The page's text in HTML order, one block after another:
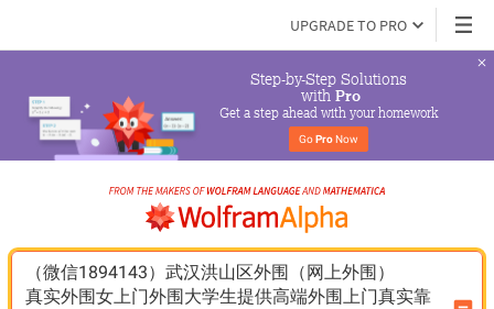
UPGRADE TO PRO
Step-by-Step Solutions
with Pro
Get a step ahead with your homework
Go Pro Now
（微信1894143）武汉洪山区外围（网上外围）
真实外围女上门外围大学生提供高端外围上门真实靠